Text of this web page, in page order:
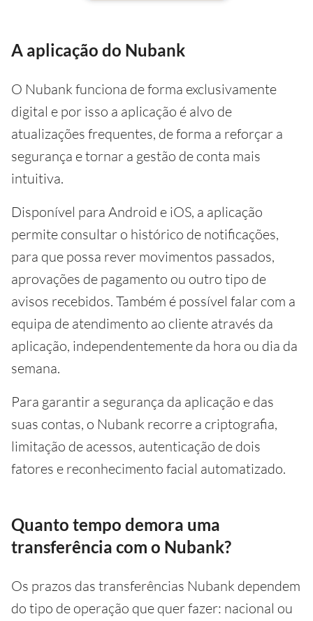
A aplicação do Nubank
O Nubank funciona de forma exclusivamente
digital e por isso a aplicação é alvo de
atualizações frequentes, de forma a reforçar a
segurança e tornar a gestão de conta mais
intuitiva.
Disponível para Android e iOS, a aplicação
permite consultar o histórico de notificações,
para que possa rever movimentos passados,
aprovações de pagamento ou outro tipo de
avisos recebidos. Também é possível falar com a
equipa de atendimento ao cliente através da
aplicação, independentemente da hora ou dia da
semana.
Para garantir a segurança da aplicação e das
suas contas, o Nubank recorre a criptografia,
limitação de acessos, autenticação de dois
fatores e reconhecimento facial automatizado.
Quanto tempo demora uma
transferência com o Nubank?
Os prazos das transferências Nubank dependem
do tipo de operação que quer fazer: nacional ou